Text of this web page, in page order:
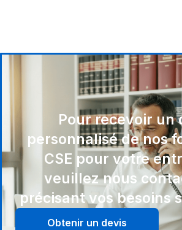
Pour recevoir un
personnalisé de nos
CSE pour votre
veuillez nous
précisant vos besoins
Obtenir un devis